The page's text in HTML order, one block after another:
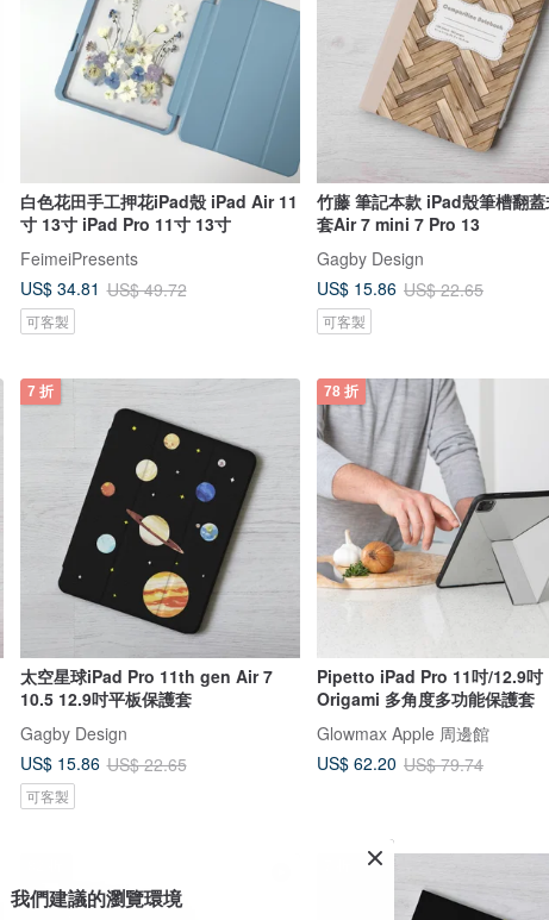
白色花田手工押花iPad殼 iPad Air 11
寸 13寸 iPad Pro 11寸 13寸
FeimeiPresents
US$ 34.81 US$ 49.72
可客製
竹藤 筆記本款 iPad殼筆槽翻
套Air 7 mini 7 Pro 13
Gagby Design
US$ 15.86 US$ 22.65
可客製
7 折
太空星球iPad Pro 11th gen Air 7
10.5 12.9吋平板保護套
Gagby Design
US$ 15.86 US$ 22.65
可客製
78 折
Pipetto iPad Pro 11吋/12.9吋
Origami 多角度多功能保護套
Glowmax Apple 周邊館
US$ 62.20 US$ 79.74
我們建議的瀏覽環境